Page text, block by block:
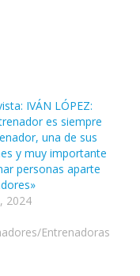
IVÁN LÓPEZ:
es siempre
una de sus
y muy importante
personas aparte
2024
Entrenadoras